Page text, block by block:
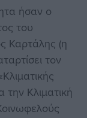
ήσαν ο
του
Καρτάλης (η
τον
Κλιματική